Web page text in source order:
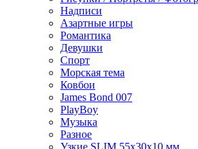
Надписи
Азартные игры
Романтика
Девушки
Спорт
Морская тема
Ковбои
James Bond 007
PlayBoy
Музыка
Разное
Узкие SLIM 55x30x10 мм